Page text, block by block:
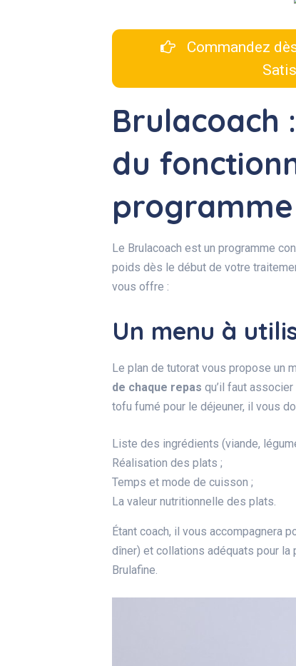
Commandez
Brulacoach
du
programme
Le Brulacoach est un programme
poids dès le début de votre
vous offre :
Un menu à
Le plan de tutorat vous propose un
de chaque repas qu’il faut
tofu fumé pour le déjeuner, il vous
Liste des ingrédients (viande,
Réalisation des plats ;
Temps et mode de cuisson ;
La valeur nutritionnelle des plats.
Étant coach, il vous accompagnera
dîner) et collations adéquats pour
Brulafine.